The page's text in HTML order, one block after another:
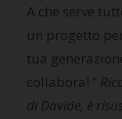
A che serve
un progetto
tua
collabora! ”
di Davide, è